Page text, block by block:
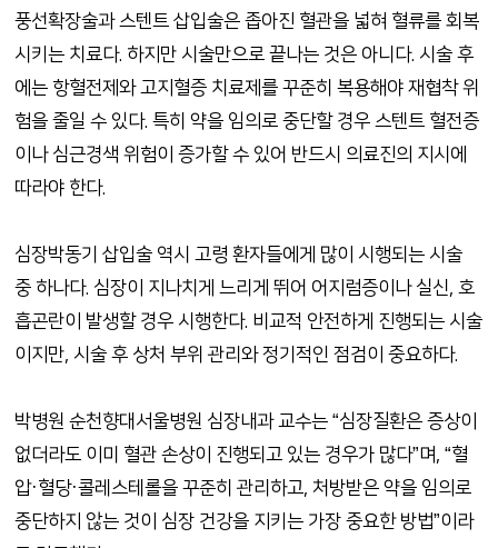
풍선확장술과 스텐트 삽입술은 좁아진 혈관을 넓혀 혈류를 회복
시키는 치료다. 하지만 시술만으로 끝나는 것은 아니다. 시술 후
에는 항혈전제와 고지혈증 치료제를 꾸준히 복용해야 재협착 위
험을 줄일 수 있다.특히 약을 임의로 중단할 경우 스텐트 혈전증
이나 심근경색 위험이 증가할 수 있어 반드시 의료진의 지시에
따라야 한다.
심장박동기 삽입술 역시 고령 환자들에게 많이 시행되는 시술
중 하나다. 심장이 지나치게 느리게 뛰어 어지럼증이나 실신,호
흡곤란이 발생할 경우 시행한다. 비교적 안전하게 진행되는 시술
이지만, 시술 후 상처 부위 관리와 정기적인 점검이 중요하다.
박병원 순천향대서울병원 심장내과 교수는“심장질환은 증상이
없더라도 이미 혈관 손상이 진행되고 있는 경우가 많다”며, “혈
압·혈당·콜레스테롤을 꾸준히 관리하고,처방받은 약을 임의로
중단하지 않는 것이 심장 건강을 지키는 가장 중요한 방법”이라